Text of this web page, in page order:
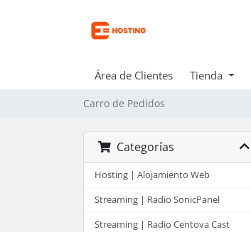
Área de Clientes Tienda
Carro de Pedidos
Categorías
Hosting | Alojamiento Web
Streaming | Radio SonicPanel
Streaming | Radio Centova Cast